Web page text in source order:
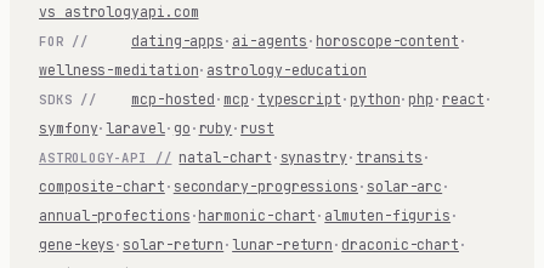
vs astrologyapi.com
FOR // dating-apps · ai-agents · horoscope-content ·
wellness-meditation· astrology-education
SDKS // mcp-hosted · mcp · typescript · python· php · react ·
symfony·laravel · go · ruby · rust
ASTROLOGY-API // natal-chart · synastry · transits ·
composite-chart · secondary-progressions · solar-arc ·
annual-profections · harmonic-chart · almuten-figuris ·
gene-keys · solar-return ·lunar-return · draconic-chart ·